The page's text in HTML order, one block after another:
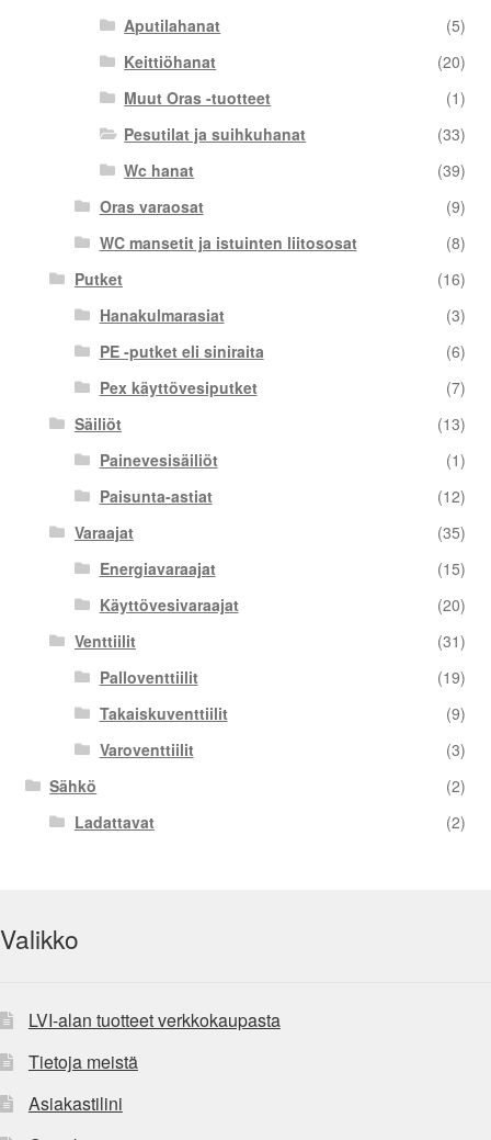
Aputilahanat
(5)
Keittiöhanat
(20)
Muut Oras -tuotteet
(1)
Pesutilat ja suihkuhanat
(33)
Wc hanat
(39)
Oras varaosat
(9)
WC mansetit ja istuinten liitososat
(8)
Putket
(16)
Hanakulmarasiat
(3)
PE -putket eli siniraita
(6)
Pex käyttövesiputket
(7)
Säiliöt
(13)
Painevesisäiliöt
(1)
Paisunta-astiat
(12)
Varaajat
(35)
Energiavaraajat
(15)
Käyttövesivaraajat
(20)
Venttiilit
(31)
Palloventtiilit
(19)
Takaiskuventtiilit
(9)
Varoventtiilit
(3)
Sähkö
(2)
Ladattavat
(2)
Valikko
LVI-alan tuotteet verkkokaupasta
Tietoja meistä
Asiakastilini